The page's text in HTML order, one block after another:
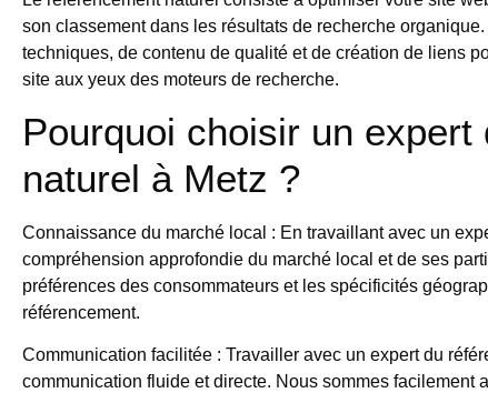
son classement dans les résultats de recherche
techniques, de contenu de qualité et de création de liens
site aux yeux des moteurs de recherche.
Pourquoi choisir un
naturel à Metz ?
Connaissance du marché local : En travaillant avec un
compréhension approfondie du marché local et de ses
préférences des consommateurs et les spécificités
référencement.
Communication facilitée : Travailler avec un expert du
communication fluide et directe. Nous sommes facilement